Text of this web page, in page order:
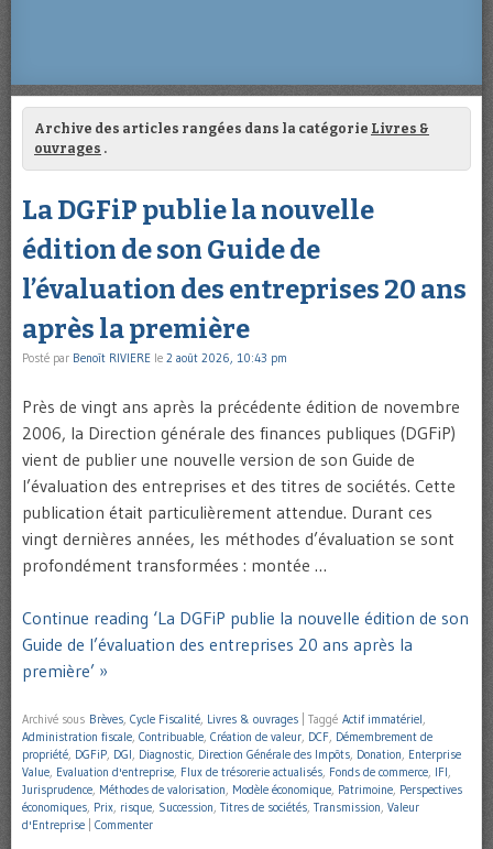
Archive des articles rangées dans la catégorie Livres &
ouvrages .
La DGFiP publie la nouvelle
édition de son Guide de
l’évaluation des entreprises 20 ans
après la première
Posté par Benoît RIVIERE le 2 août 2026, 10:43 pm
Près de vingt ans après la précédente édition de novembre
2006, la Direction générale des finances publiques (DGFiP)
vient de publier une nouvelle version de son Guide de
l’évaluation des entreprises et des titres de sociétés. Cette
publication était particulièrement attendue. Durant ces
vingt dernières années, les méthodes d’évaluation se sont
profondément transformées : montée …
Continue reading ‘La DGFiP publie la nouvelle édition de son
Guide de l’évaluation des entreprises 20 ans après la
première’ »
Archivé sous Brèves, Cycle Fiscalité, Livres & ouvrages Taggé Actif immatériel,
Administration fiscale, Contribuable, Création de valeur, DCF, Démembrement de
propriété, DGFiP, DGI, Diagnostic, Direction Générale des Impôts, Donation, Enterprise
Value, Evaluation d'entreprise, Flux de trésorerie actualisés, Fonds de commerce, IFI,
Jurisprudence, Méthodes de valorisation, Modèle économique, Patrimoine, Perspectives
économiques, Prix, risque, Succession, Titres de sociétés, Transmission, Valeur
d'Entreprise
Commenter